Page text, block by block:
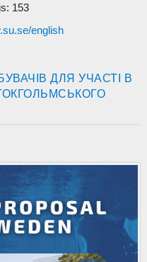
153
english
ДЛЯ УЧАСТІ В